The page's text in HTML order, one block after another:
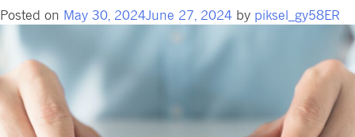
Posted on May 30, 2024June 27, 2024 by piksel_gy58ER